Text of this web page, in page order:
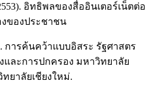
อิทธิพลของสื่ออินเตอร์เน็ตต่อ
งของประชาชน
การค้นคว้าแบบอิสระ รัฐศาสตร
ละการปกครอง มหาวิทยาลัย
ทยาลัยเชียงใหม่.